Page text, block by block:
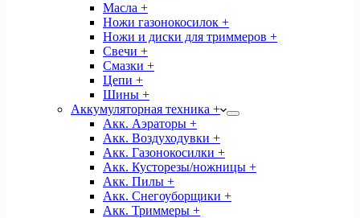
Масла +
Ножи газонокосилок +
Ножи и диски для триммеров +
Свечи +
Смазки +
Цепи +
Шины +
Аккумуляторная техника +
Акк. Аэраторы +
Акк. Воздуходувки +
Акк. Газонокосилки +
Акк. Кусторезы/ножницы +
Акк. Пилы +
Акк. Снегоуборщики +
Акк. Триммеры +